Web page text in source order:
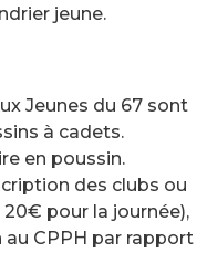
jeune.
Jeunes du 67 sont
à cadets.
en poussin.
des clubs ou
pour la journée),
CPPH par rapport